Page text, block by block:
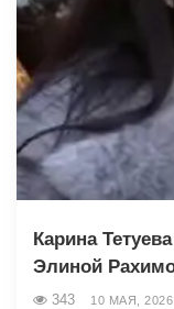
Карина
Элиной
343 10 МАЯ, 2026